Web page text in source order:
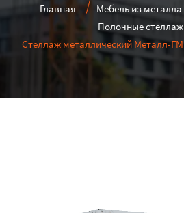
Главная Мебель из металла
Полочные
Стеллаж металлический Металл-ГМ